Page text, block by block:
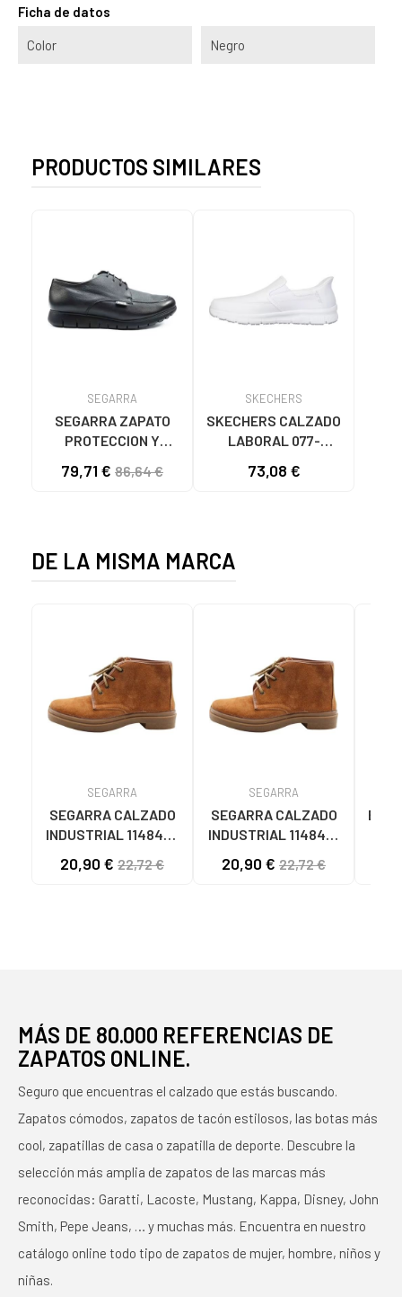
Ficha de datos
Color Negro
PRODUCTOS SIMILARES
SEGARRA
SEGARRA ZAPATO
PROTECCION Y
1174219/1174496
79,71 € 86,64 €
SKECHERS
SKECHERS CALZADO
LABORAL 077-
PARA UNISEX BLANCO
73,08 €
DE LA MISMA MARCA
SEGARRA
SEGARRA CALZADO
INDUSTRIAL 1148493
SEÑALIZACIÓN
20,90 € 22,72 €
SEGARRA
SEGARRA CALZADO
INDUSTRIAL 1148491
SEÑALIZACIÓN
20,90 € 22,72 €
MÁS DE 80.000 REFERENCIAS DE
ZAPATOS ONLINE.
Seguro que encuentras el calzado que estás buscando.
Zapatos cómodos, zapatos de tacón estilosos, las botas más
cool, zapatillas de casa o zapatilla de deporte. Descubre la
selección más amplia de zapatos de las marcas más
reconocidas: Garatti, Lacoste, Mustang, Kappa, Disney, John
Smith, Pepe Jeans, … y muchas más. Encuentra en nuestro
catálogo online todo tipo de zapatos de mujer, hombre, niños y
niñas.